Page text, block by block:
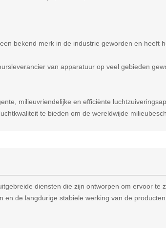
bekend merk in de industrie geworden en heeft
van apparatuur op veel gebieden
milieuvriendelijke en efficiënte
te bieden om de wereldwijde
diensten die zijn ontworpen om ervoor te
en de langdurige stabiele werking van de